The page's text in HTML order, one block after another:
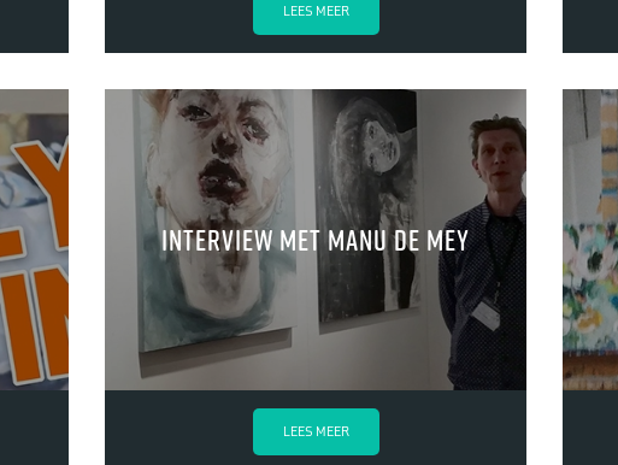
LEES MEER
Interview met Manu de Mey
LEES MEER